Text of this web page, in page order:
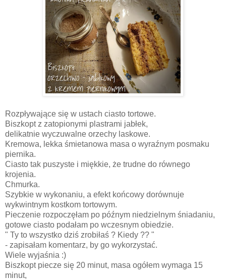
Rozpływające się w ustach ciasto tortowe.
Biszkopt z zatopionymi plastrami jabłek,
delikatnie wyczuwalne orzechy laskowe.
Kremowa, lekka śmietanowa masa o wyraźnym posmaku
piernika.
Ciasto tak puszyste i miękkie, że trudne do równego
krojenia.
Chmurka.
Szybkie w wykonaniu, a efekt końcowy dorównuje
wykwintnym kostkom tortowym.
Pieczenie rozpoczęłam po późnym niedzielnym śniadaniu,
gotowe ciasto podałam po wczesnym obiedzie.
" Ty to wszystko dziś zrobiłaś ? Kiedy ?? "
- zapisałam komentarz, by go wykorzystać.
Wiele wyjaśnia :)
Biszkopt piecze się 20 minut, masa ogółem wymaga 15
minut,